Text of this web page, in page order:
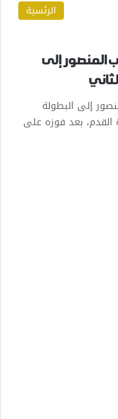
الرئسية
المنصور إلى
إلى البطولة
القدم، بعد فوزه على